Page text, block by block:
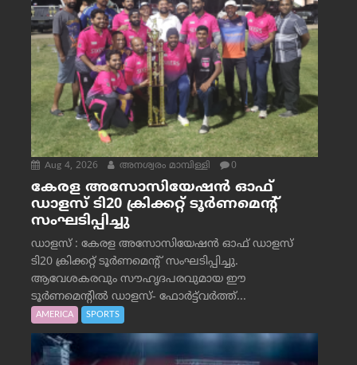
Aug 4, 2026 അനശ്വരം മാമ്പിള്ളി 0
കേരള അസോസിയേഷൻ ഓഫ്
ഡാളസ് ടി20 ക്രിക്കറ്റ് ടൂർണമെന്റ്
സംഘടിപ്പിച്ചു
ഡാളസ് : കേരള അസോസിയേഷൻ ഓഫ് ഡാളസ്
ടി20 ക്രിക്കറ്റ് ടൂർണമെന്റ് സംഘടിപ്പിച്ചു.
ആവേശകരവും സൗഹൃദപരവുമായ ഈ
ടൂർണമെന്റിൽ ഡാളസ്- ഫോർട്ട്‌വര്‍ത്ത്...
AMERICA SPORTS